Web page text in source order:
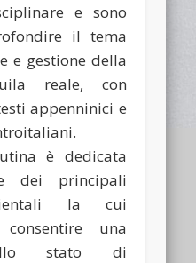
e sono
il tema
e gestione della
reale, con
appenninici e
è dedicata
dei principali
la cui
una
stato di